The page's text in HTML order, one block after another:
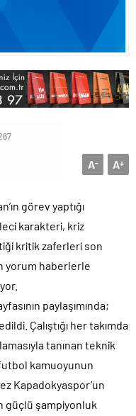
A+
A-
görev yaptığı
karakteri, kriz
kritik zaferleri son
yorum haberlerle
paylaşımında;
Çalıştığı her takımda
tanınan teknik
kamuoyunun
Kapadokyaspor’un
güçlü şampiyonluk